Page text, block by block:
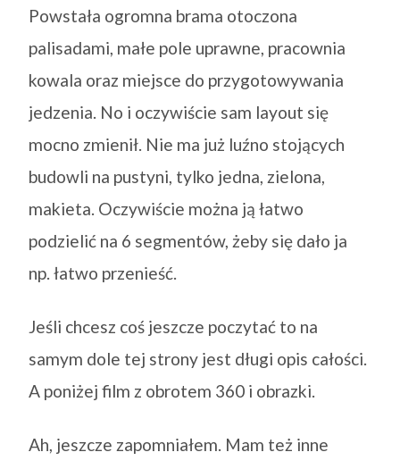
Powstała ogromna brama otoczona
palisadami, małe pole uprawne, pracownia
kowala oraz miejsce do przygotowywania
jedzenia. No i oczywiście sam layout się
mocno zmienił. Nie ma już luźno stojących
budowli na pustyni, tylko jedna, zielona,
makieta. Oczywiście można ją łatwo
podzielić na 6 segmentów, żeby się dało ja
np. łatwo przenieść.
Jeśli chcesz coś jeszcze poczytać to na
samym dole tej strony jest długi opis całości.
A poniżej film z obrotem 360 i obrazki.
Ah, jeszcze zapomniałem. Mam też inne